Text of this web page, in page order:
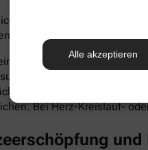
Alle akzeptieren
trinken, um den
Trinken wir zu wenig,
Flüssigkeitsmangel auch
Menschen. Als
oder verdünnte
Bei Herz-Kreislauf-